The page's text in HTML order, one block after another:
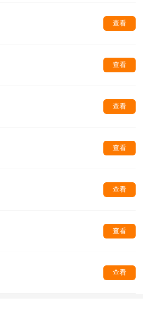
查看
查看
查看
查看
查看
查看
查看